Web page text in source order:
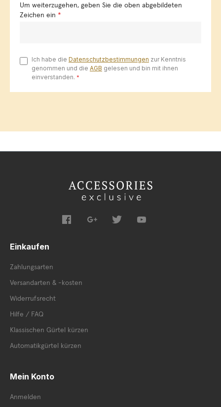
Um weiterzugehen, geben Sie die oben abgebildeten
Zeichen ein *
Ich habe die Datenschutzbestimmungen zur Kenntnis
genommen und die AGB gelesen und bin mit ihnen
einverstanden. *
Einkaufen
Zahlungsarten
Versandarten & -kosten
Widerrufsrecht
Hilfe / FAQ
Klassischen Gürtel kürzen
Automatikgürtel kürzen
Mein Konto
Anmelden